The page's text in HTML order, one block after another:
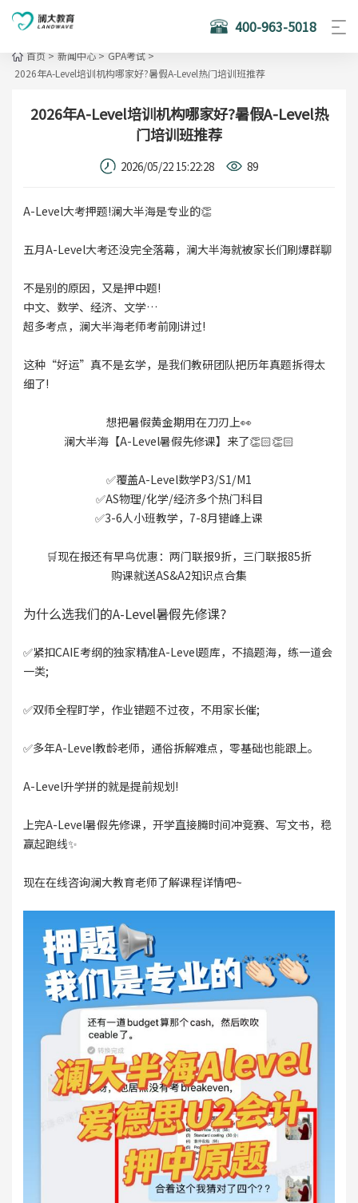
400-963-5018
首页 > 新闻中心 > GPA考试 >
2026年A-Level培训机构哪家好?暑假A-Level热门培训班推荐
2026年A-Level培训机构哪家好?暑假A-Level热
门培训班推荐
2026/05/22 15:22:28 89
A-Level大考押题!澜大半海是专业的👏
五月A-Level大考还没完全落幕，澜大半海就被家长们刷爆群聊
不是别的原因，又是押中题!
中文、数学、经济、文学…
超多考点，澜大半海老师考前刚讲过!
这种“好运”真不是玄学，是我们教研团队把历年真题拆得太
细了!
想把暑假黄金期用在刀刃上👀
澜大半海【A-Level暑假先修课】来了👏🏻👏🏻
✅覆盖A-Level数学P3/S1/M1
✅AS物理/化学/经济多个热门科目
✅3-6人小班教学，7-8月错峰上课
🛒现在报还有早鸟优惠：两门联报9折，三门联报85折
购课就送AS&A2知识点合集
为什么选我们的A-Level暑假先修课?
✅紧扣CAIE考纲的独家精准A-Level题库，不搞题海，练一道会
一类;
✅双师全程盯学，作业错题不过夜，不用家长催;
✅多年A-Level教龄老师，通俗拆解难点，零基础也能跟上。
A-Level升学拼的就是提前规划!
上完A-Level暑假先修课，开学直接腾时间冲竞赛、写文书，稳
赢起跑线✨
现在在线咨询澜大教育老师了解课程详情吧~